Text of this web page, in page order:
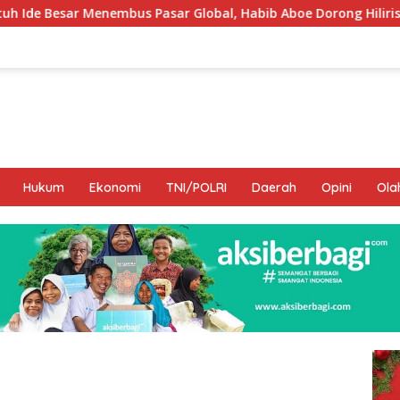
Pasar Global, Habib Aboe Dorong Hilirisasi Potensi Daerah
Hukum Ekonomi TNI/POLRI Daerah Opini